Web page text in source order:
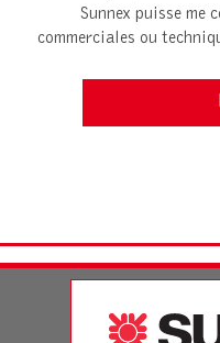
Sunnex puisse me
commerciales ou